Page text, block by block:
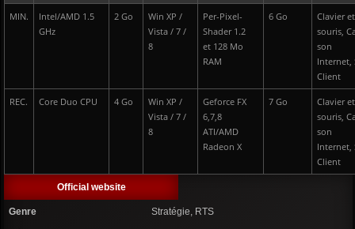
MIN.
Intel/AMD 1.5
GHz
2 Go
Win XP /
Vista / 7 /
8
Per-Pixel-
Shader 1.2
et 128 Mo
RAM
6 Go
Clavier et
souris,
son
Internet,
Client
REC. Core Duo CPU 4 Go
Win XP /
Vista / 7 /
8
Geforce FX
6,7,8
ATI/AMD
Radeon X
7 Go
Clavier et
souris,
son
Internet,
Client
Official website
Genre Stratégie, RTS